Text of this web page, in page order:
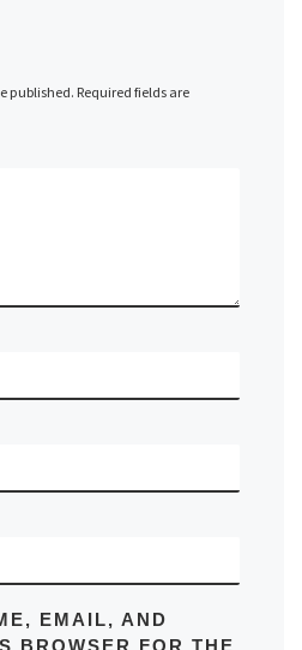
published. Required fields are
EMAIL, AND